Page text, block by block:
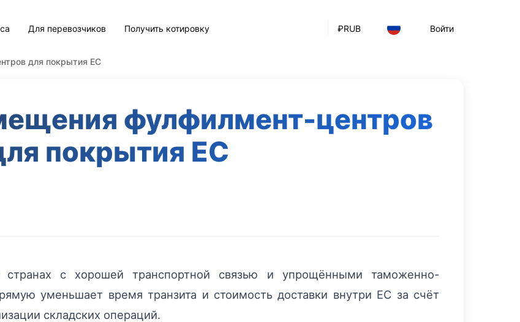
₽RUB Войти
Для перевозчиков Получить котировку
для покрытия ЕС
фулфилмент-центров
покрытия ЕС
с хорошей транспортной связью и упрощёнными таможенно-
уменьшает время транзита и стоимость доставки внутри ЕС за счёт
складских операций.